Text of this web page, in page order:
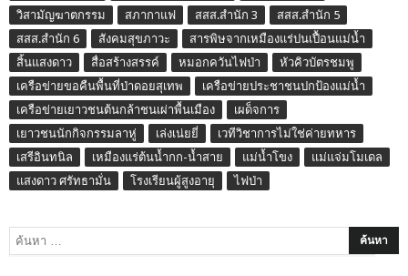
วิสามัญฆาตกรรม
สภากาแฟ สสส.สำนัก 3
สสส.สำนัก 5
สสส.สำนัก 6
สังคมสุขภาวะ
สารพิษจากเหมืองแร่ปนเปื้อนแม่น้ำ
สิ้นแสงดาว
สื่อสร้างสรรค์ หมอกควันไฟป่า
หัวคิวบัตรชมพู
เครือข่ายขอคืนพื้นที่ป่าดอยสุเทพ
เครือข่ายประชาชนปกป้องแม่น้ำ
เครือข่ายเยาวชนต้นกล้าชนเผ่าพื้นเมือง
เผด็จการ
เยาวชนนักกิจกรรมลาหู่
เล่งเน่ยยี่
เวทีวิชาการไม่ใช่ค่ายทหาร
เสรีอินทนิล
เหมืองแร่ต้นน้ำกก-น้ำสาย แม่น้ำโขง
แม่แจ่มโมเดล
แสงดาว ศรัทธามั่น
โรงเรียนผู้สูงอายุ ไฟป่า